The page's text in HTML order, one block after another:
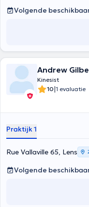
Volgende
Andrew
Kinesist
10|1 evaluatie
Praktijk 1
Rue Vallaville 65, Lens
Volgende